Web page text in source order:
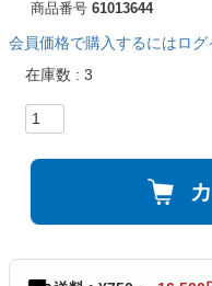
商品番号 61013644
会員価格で購入するにはログ
在庫数
3